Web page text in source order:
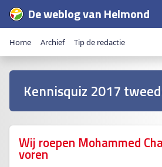
De weblog van Helmond
Home Archief Tip de redactie
Kennisquiz 2017
Wij roepen Mohammed
voren